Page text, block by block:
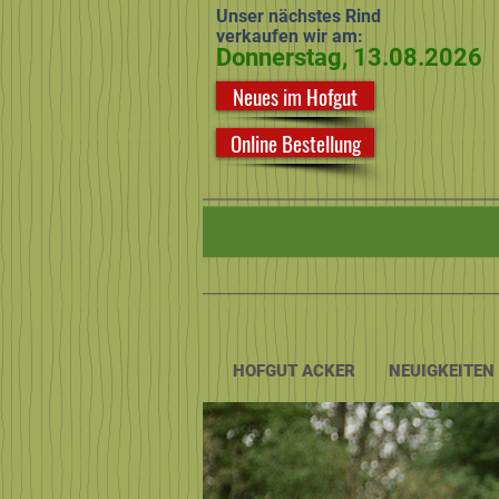
Unser nächstes Rind
verkaufen wir am:
Donnerstag, 13.08.2026
Neues im Hofgut
Online Bestellung
HOFGUT ACKER